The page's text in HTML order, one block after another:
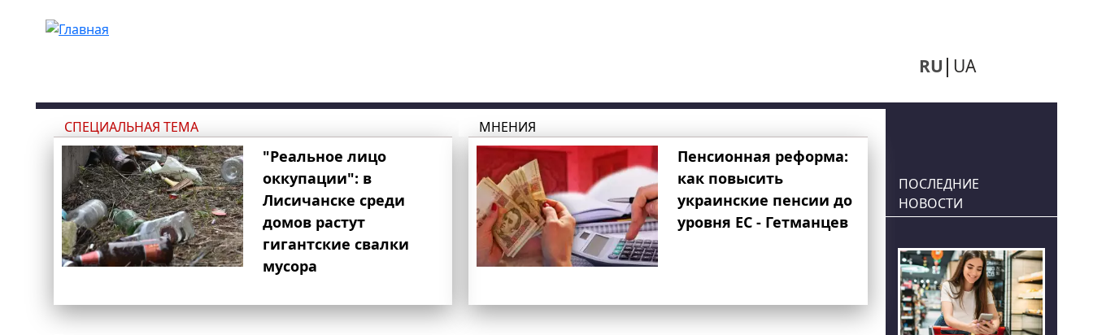
RU UA
СПЕЦИАЛЬНАЯ ТЕМА
"Реальное лицо
оккупации": в
Лисичанске среди
домов растут
гигантские свалки
мусора
МНЕНИЯ
Пенсионная реформа:
как повысить
украинские пенсии до
уровня ЕС - Гетманцев
ПОСЛЕДНИЕ
НОВОСТИ